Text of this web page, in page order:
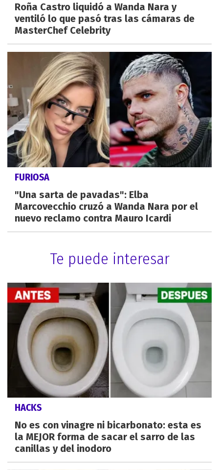
Roña Castro liquidó a Wanda Nara y
ventiló lo que pasó tras las cámaras de
MasterChef Celebrity
FURIOSA
"Una sarta de pavadas": Elba
Marcovecchio cruzó a Wanda Nara por el
nuevo reclamo contra Mauro Icardi
Te puede interesar
HACKS
No es con vinagre ni bicarbonato: esta es
la MEJOR forma de sacar el sarro de las
canillas y del inodoro